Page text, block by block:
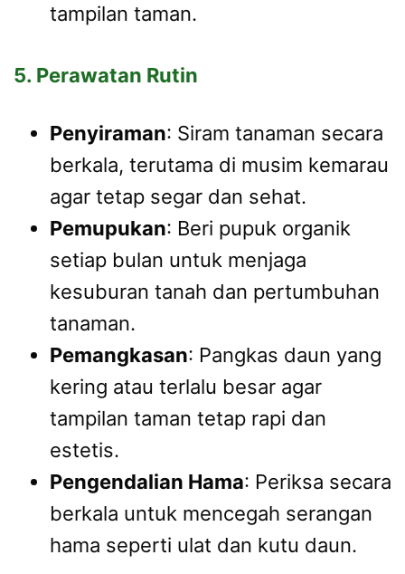
tampilan taman.
5. Perawatan Rutin
Penyiraman: Siram tanaman secara
berkala, terutama di musim kemarau
agar tetap segar dan sehat.
Pemupukan: Beri pupuk organik
setiap bulan untuk menjaga
kesuburan tanah dan pertumbuhan
tanaman.
Pemangkasan: Pangkas daun yang
kering atau terlalu besar agar
tampilan taman tetap rapi dan
estetis.
Pengendalian Hama: Periksa secara
berkala untuk mencegah serangan
hama seperti ulat dan kutu daun.